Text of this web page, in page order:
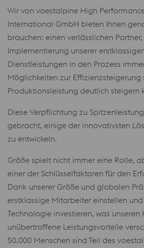
Wir von voestalpine High
International GmbH bieten Ihnen
brauchen: einen verlässlichen
Implementierung unserer
Dienstleistungen in den Prozess
Möglichkeiten zur Effizienzsteigerung
Produktionsleistung deutlich steigern
Diese Verpflichtung zu
gebracht, einige der innovativsten
zu entwickeln.
Größe spielt nicht immer eine Rolle,
einer der Schlüsselfaktoren für den
Dank unserer Größe und globalen
erstklassige Mitarbeiter einstellen
Technologie investieren, was unseren
unübertroffene Leistungsvorteile
50.000 Menschen sind Teil des